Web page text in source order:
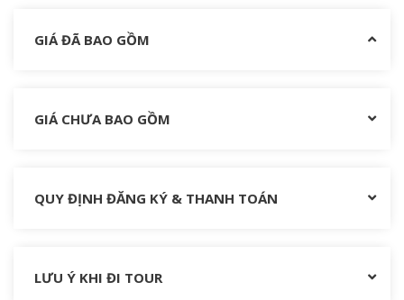
GIÁ ĐÃ BAO GỒM
GIÁ CHƯA BAO GỒM
QUY ĐỊNH ĐĂNG KÝ & THANH TOÁN
LƯU Ý KHI ĐI TOUR